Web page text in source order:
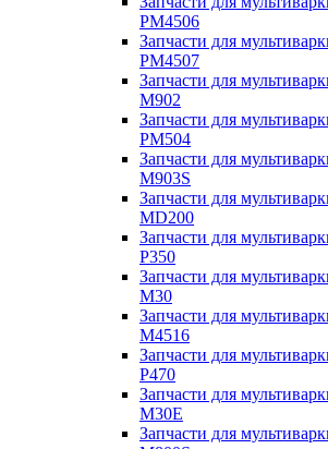
PM4506
Запчасти для
PM4507
Запчасти для
M902
Запчасти для
PM504
Запчасти для
M903S
Запчасти для
MD200
Запчасти для
P350
Запчасти для
M30
Запчасти для
M4516
Запчасти для
P470
Запчасти для
M30E
Запчасти для